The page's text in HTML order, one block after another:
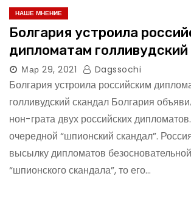
НАШЕ МНЕНИЕ
Болгария устроила
дипломатам
Мар 29, 2021 Dagssochi
Болгария устроила российским
голливудский скандал Болгария
нон-грата двух российских
очередной “шпионский скандал”.
высылку дипломатов
“шпионского скандала”, то его…